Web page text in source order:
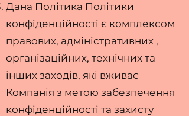
Дана Політика Політики
конфіденційності є комплексом
правових, адміністративних ,
організаційних, технічних та
інших заходів, які вживає
Компанія з метою забезпечення
конфіденційності та захисту